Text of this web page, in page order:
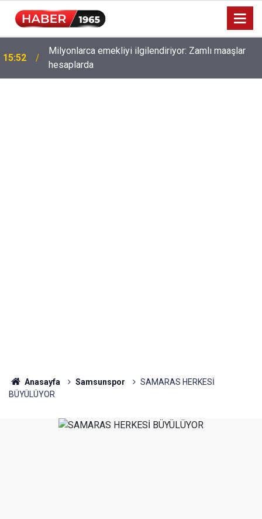
15:52
Milyonlarca emekliyi ilgilendiriyor: Zamlı maaşlar
hesaplarda
Anasayfa Samsunspor
SAMARAS HERKESİ
BÜYÜLÜYOR